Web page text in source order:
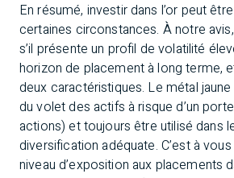
En résumé, investir dans l’or peut
certaines circonstances. À notre
s’il présente un profil de volatilité
horizon de placement à long terme,
deux caractéristiques. Le métal
du volet des actifs à risque d’un
actions) et toujours être utilisé dans
diversification adéquate. C’est à
niveau d’exposition aux placements